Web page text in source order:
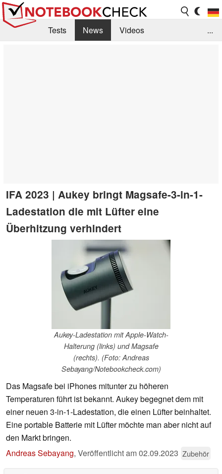
Tests News
Videos
...
IFA 2023 | Aukey bringt Magsafe-3-in-1-
Ladestation die mit Lüfter eine
Überhitzung verhindert
Aukey-Ladestation mit Apple-Watch-
Halterung (links) und Magsafe
(rechts). (Foto: Andreas
Sebayang/Notebookcheck.com)
Das Magsafe bei iPhones mitunter zu höheren
Temperaturen führt ist bekannt. Aukey begegnet dem mit
einer neuen 3-in-1-Ladestation, die einen Lüfter beinhaltet.
Eine portable Batterie mit Lüfter möchte man aber nicht auf
den Markt bringen.
Andreas Sebayang, Veröffentlicht am02.09.2023 Zubehör